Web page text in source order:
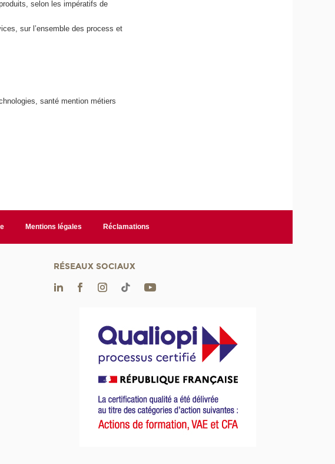
selon les impératifs de
sur l’ensemble des process et
santé mention métiers
Mentions légales Réclamations
RÉSEAUX SOCIAUX